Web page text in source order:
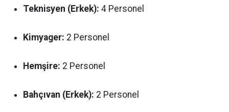
Teknisyen (Erkek): 4 Personel
Kimyager: 2 Personel
Hemşire: 2 Personel
Bahçıvan (Erkek): 2 Personel